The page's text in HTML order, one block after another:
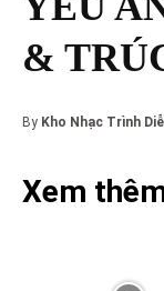
&
By Kho Nhạc Trình
Xem